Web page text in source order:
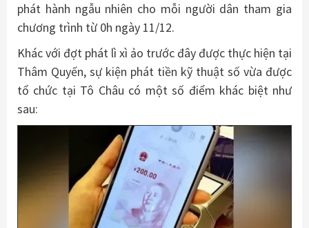
phát hành ngẫu nhiên cho mỗi người dân tham gia
chương trình từ 0h ngày 11/12.
Khác với đợt phát lì xì ảo trước đây được thực hiện tại
Thâm Quyến, sự kiện phát tiền kỹ thuật số vừa được
tổ chức tại Tô Châu có một số điểm khác biệt như
sau: